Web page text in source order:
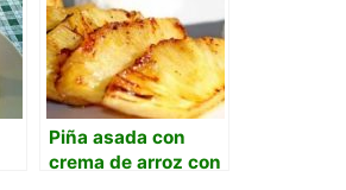
Piña asada con
crema de arroz con